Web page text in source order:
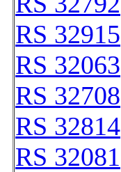
RS 32915
RS 32063
RS 32708
RS 32814
RS 32081